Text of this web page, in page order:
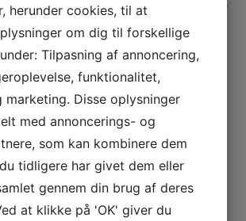
installerer luft til vand varmepumpen
mere om vores luft til vand
løsning, som passer bedst til dit
end velkommen til at ringe til os på
info@anderbergklima.dk
herunder cookies, til at
om dig til forskellige
Tilpasning af annoncering,
funktionalitet,
marketing. Disse oplysninger
med annoncerings- og
som kan kombinere dem
tidligere har givet dem eller
gennem din brug af deres
at klikke på 'OK' giver du